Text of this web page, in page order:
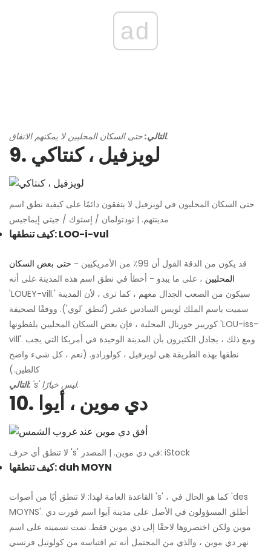
ad
التالي:حتى السكان المحليين لا يمكنهم الاتفاق.
9. لويزفيل ، كنتاكي
حتى السكان المحليون في لويزفيل لا يتفقون دائمًا على كيفية نطق اسم
مدينتهم. | تودتولمان / إستوك / جيتي إيماجيس
كيف تنطقها: LOO-i-vul
قد يكون من الدقة القول أن 99٪ من الأمريكيين -
حتى بعض السكان
المحليين ، على ما يبدو - أخطأ في نطق اسم هذه المدينة على أنه
'LOUEY-vill.' سيكون من الصعب الجدال معهم ، كما ترى ، لأن المدينة
سميت باسم الملك لويس السادس عشر (تُنطق 'لوي'). ووفقًا لصحيفة
كوريير جورنال المحلية ، فإن بعض السكان المحليين يلفظونها 'LOU-iss-
vill'. ومع ذلك ، يجادل الكثيرون بأن المدينة الوحيدة في أمريكا التي يجب
نطقها بهذه الطريقة هي لويزفيل ، كولورادو. (نعم ، كل شيء واضح
كالطين.)
التالي:
's' ليس خيارًا.
10. دي موين ، أيوا
لا تنطق أي حرف 's' في دي موين. | المصدر: iStock
كيف تنطقها: duh MOYN
القاعدة العامة لهذا: لا تنطق أيًا من أصوات 's' ، كما هو الحال في 'des
MOYNS'. أطلق المسؤولون في الأصل على مدينة آيوا اسم فورت دي
موين ولكن اختصروها لاحقًا إلى دي موين فقط. تمت تسميته على اسم
نهر دي موين ، والذي من المحتمل أنه تم اقتباسه من كولونيل فرنسي